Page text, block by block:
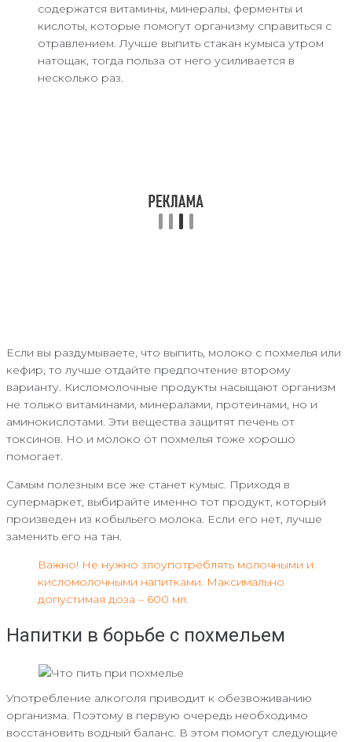
содержатся витамины, минералы, ферменты и
кислоты, которые помогут организму справиться с
отравлением. Лучше выпить стакан кумыса утром
натощак, тогда польза от него усиливается в
несколько раз.
Если вы раздумываете, что выпить, молоко с похмелья или
кефир, то лучше отдайте предпочтение второму
варианту. Кисломолочные продукты насыщают организм
не только витаминами, минералами, протеинами, но и
аминокислотами. Эти вещества защитят печень от
токсинов. Но и молоко от похмелья тоже хорошо
помогает.
Самым полезным все же станет кумыс. Приходя в
супермаркет, выбирайте именно тот продукт, который
произведен из кобыльего молока. Если его нет, лучше
заменить его на тан.
Важно! Не нужно злоупотреблять молочными и
кисломолочными напитками. Максимально
допустимая доза – 600 мл.
Напитки в борьбе с похмельем
Употребление алкоголя приводит к обезвоживанию
организма. Поэтому в первую очередь необходимо
восстановить водный баланс. В этом помогут следующие